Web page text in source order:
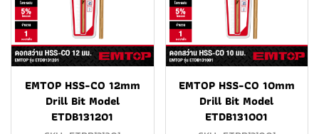
EMTOP HSS-CO 12mm
Drill Bit Model
ETDB131201
EMTOP HSS-CO 10mm
Drill Bit Model
ETDB131001